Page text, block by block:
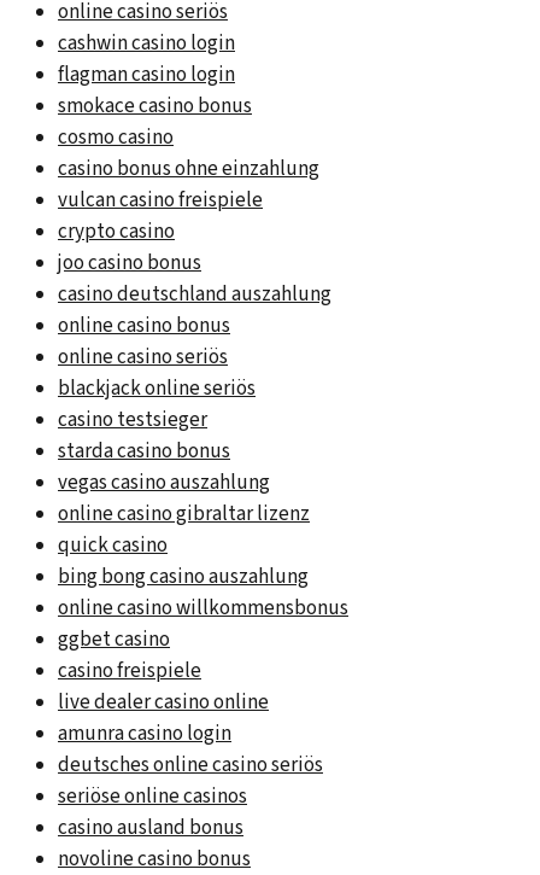
online casino seriös
cashwin casino login
flagman casino login
smokace casino bonus
cosmo casino
casino bonus ohne einzahlung
vulcan casino freispiele
crypto casino
joo casino bonus
casino deutschland auszahlung
online casino bonus
online casino seriös
blackjack online seriös
casino testsieger
starda casino bonus
vegas casino auszahlung
online casino gibraltar lizenz
quick casino
bing bong casino auszahlung
online casino willkommensbonus
ggbet casino
casino freispiele
live dealer casino online
amunra casino login
deutsches online casino seriös
seriöse online casinos
casino ausland bonus
novoline casino bonus